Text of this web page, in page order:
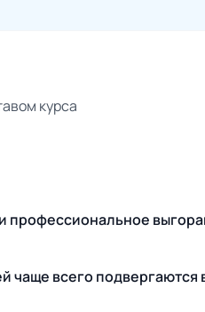
курса
профессиональное
чаще всего